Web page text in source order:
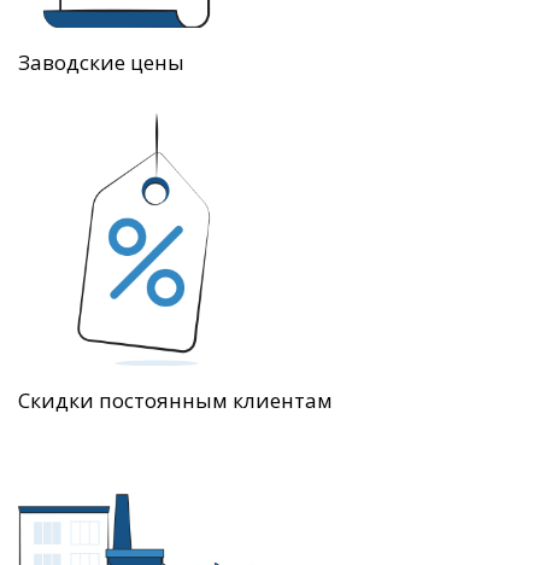
Заводские цены
Скидки постоянным клиентам